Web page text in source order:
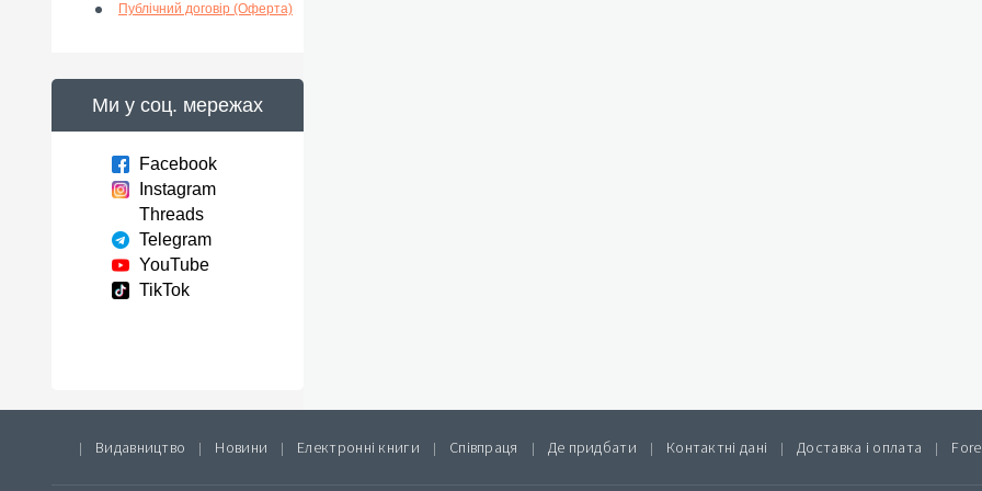
Публічний договір (Оферта)
Ми у соц. мережах
Facebook
Instagram
Threads
Telegram
YouTube
TikTok
| Видавництво | Новини | Електронні книги | Співпраця | Де придбати | Контактні дані | Доставка і оплата |